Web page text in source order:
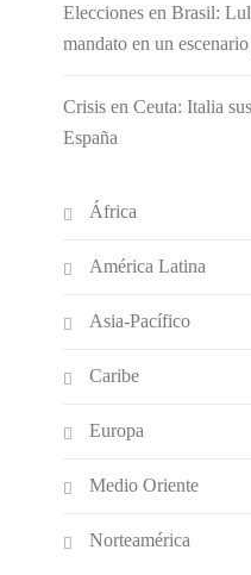
Elecciones en Brasil:
mandato en un
Crisis en Ceuta: Italia
España
África
América Latina
Asia-Pacífico
Caribe
Europa
Medio Oriente
Norteamérica